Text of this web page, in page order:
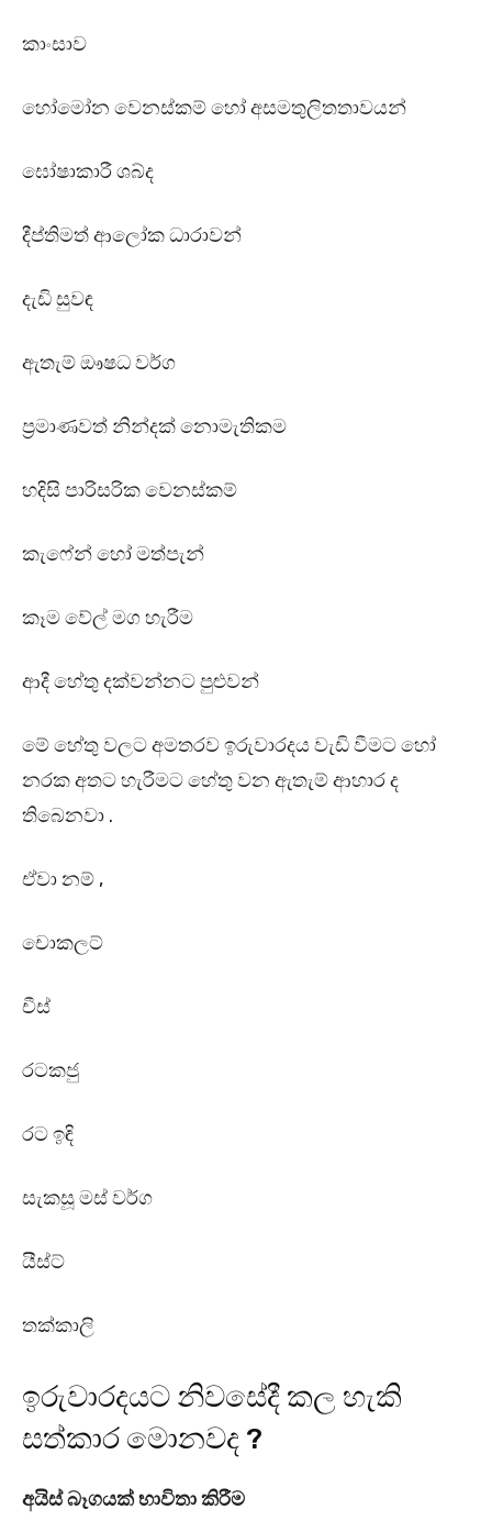
කාංසාව
හෝමෝන වෙනස්කම් හෝ අසමතුලිතතාවයන්
ඝෝෂාකාරී ශබ්ද
දීප්තිමත් ආලෝක ධාරාවන්
දැඩි සුවඳ
ඇතැම් ඖෂධ වර්ග
ප්‍රමාණවත් නින්දක් නොමැතිකම
හදිසි පාරිසරික වෙනස්කම්
කැෆේන් හෝ මත්පැන්
කෑම වේල් මග හැරීම
ආදී හේතු දක්වන්නට පුළුවන්
මේ හේතු වලට අමතරව ඉරුවාරදය වැඩි වීමට හෝ
නරක අතට හැරීමට හේතු වන ඇතැම් ආහාර ද
තිබෙනවා .
ඒවා නම් ,
චොකලට්
චීස්
රටකජු
රට ඉඳි
සැකසූ මස් වර්ග
යීස්ට්
තක්කාලි
ඉරුවාරදයට නිවසේදී කල හැකි
සත්කාර මොනවද ?
අයිස් බෑගයක් භාවිතා කිරීම